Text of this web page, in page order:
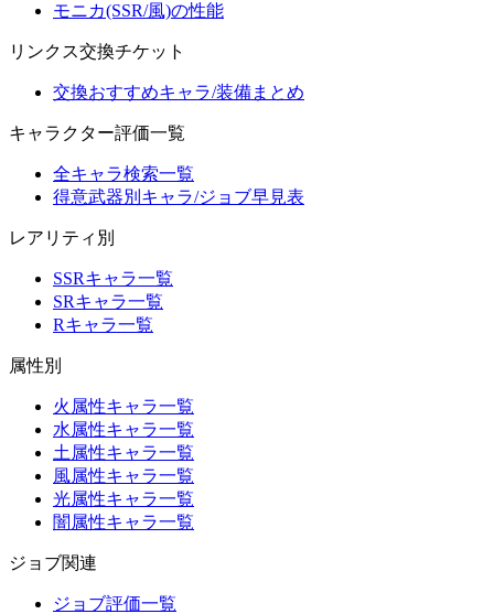
モニカ(SSR/風)の性能
リンクス交換チケット
交換おすすめキャラ/装備まとめ
キャラクター評価一覧
全キャラ検索一覧
得意武器別キャラ/ジョブ早見表
レアリティ別
SSRキャラ一覧
SRキャラ一覧
Rキャラ一覧
属性別
火属性キャラ一覧
水属性キャラ一覧
土属性キャラ一覧
風属性キャラ一覧
光属性キャラ一覧
闇属性キャラ一覧
ジョブ関連
ジョブ評価一覧